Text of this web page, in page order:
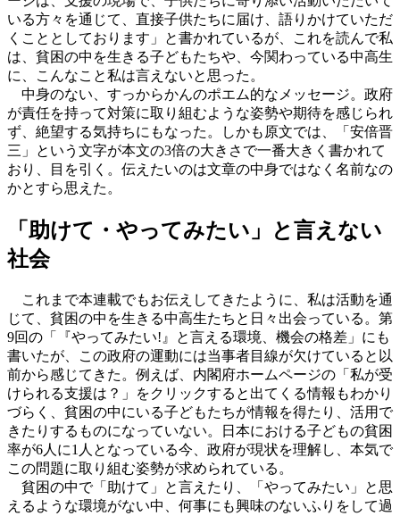
いる方々を通じて、直接子供たちに届け、語りかけていただ
くこととしております」と書かれているが、これを読んで私
は、貧困の中を生きる子どもたちや、今関わっている中高生
に、こんなこと私は言えないと思った。
中身のない、すっからかんのポエム的なメッセージ。政府
が責任を持って対策に取り組むような姿勢や期待を感じられ
ず、絶望する気持ちにもなった。しかも原文では、「安倍晋
三」という文字が本文の3倍の大きさで一番大きく書かれて
おり、目を引く。伝えたいのは文章の中身ではなく名前なの
かとすら思えた。
「助けて・やってみたい」と言えない
社会
これまで本連載でもお伝えしてきたように、私は活動を通
じて、貧困の中を生きる中高生たちと日々出会っている。第
9回の「『やってみたい!』と言える環境、機会の格差」にも
書いたが、この政府の運動には当事者目線が欠けていると以
前から感じてきた。例えば、内閣府ホームページの「私が受
けられる支援は？」をクリックすると出てくる情報もわかり
づらく、貧困の中にいる子どもたちが情報を得たり、活用で
きたりするものになっていない。日本における子どもの貧困
率が6人に1人となっている今、政府が現状を理解し、本気で
この問題に取り組む姿勢が求められている。
貧困の中で「助けて」と言えたり、「やってみたい」と思
えるような環境がない中、何事にも興味のないふりをして過